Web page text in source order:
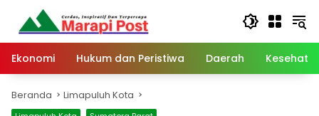
Langsung
konten
Ekonomi
Hukum dan Peristiwa Daerah
Beranda Limapuluh Kota